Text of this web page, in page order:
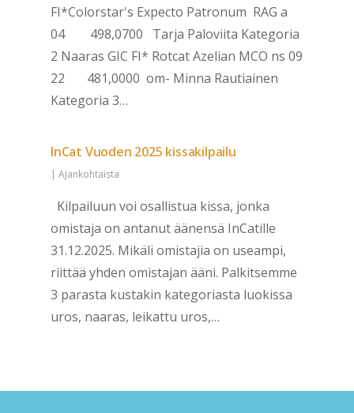
FI*Colorstar's Expecto Patronum RAG a
04 498,0700 Tarja Paloviita Kategoria
2 Naaras GIC FI* Rotcat Azelian MCO ns 09
22 481,0000 om- Minna Rautiainen
Kategoria 3…
InCat Vuoden 2025 kissakilpailu
|Ajankohtaista
Kilpailuun voi osallistua kissa, jonka
omistaja on antanut äänensä InCatille
31.12.2025. Mikäli omistajia on useampi,
riittää yhden omistajan ääni. Palkitsemme
3 parasta kustakin kategoriasta luokissa
uros, naaras, leikattu uros,…